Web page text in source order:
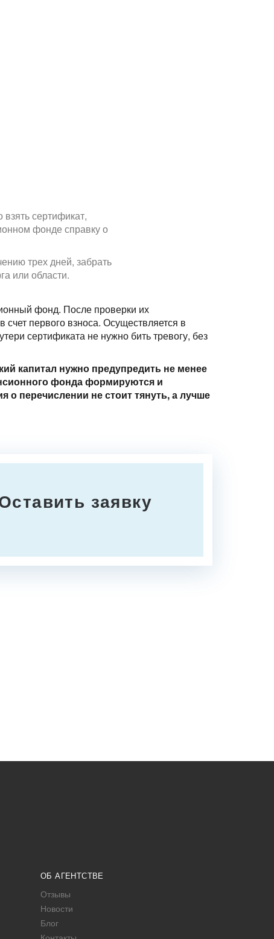
сертификат,
фонде справку о
трех дней, забрать
или области.
фонд. После проверки их
первого взноса. Осуществляется в
сертификата не нужно бить тревогу, без
капитал нужно предупредить не менее
фонда формируются и
о перечислении не стоит тянуть, а лучше
заявку
ОБ АГЕНТСТВЕ
Отзывы
Новости
Блог